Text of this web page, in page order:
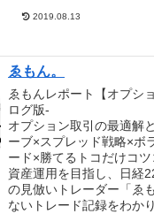
2019.08.13
ゑもん。
ゑもんレポート【オプシ
ログ版-
オプション取引の最適解
ーブ×スプレッド戦略×ボ
ード×勝てるトコだけコ
資産運用を目指し、日経
の見倣いトレーダー「ゑ
ないトレード記録をわか